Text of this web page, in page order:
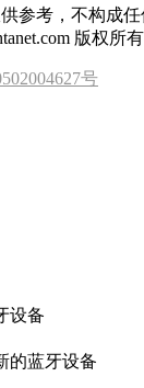
参考，不构成
版权所有
号
设备
的蓝牙设备